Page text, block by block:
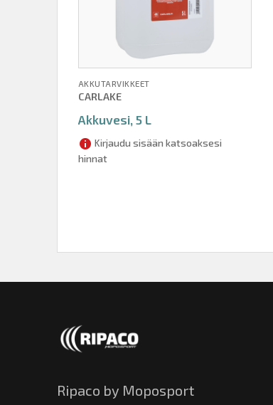
AKKUTARVIKKEET
CARLAKE
Akkuvesi, 5 L
Kirjaudu sisään katsoaksesi
hinnat
Ripaco by Moposport